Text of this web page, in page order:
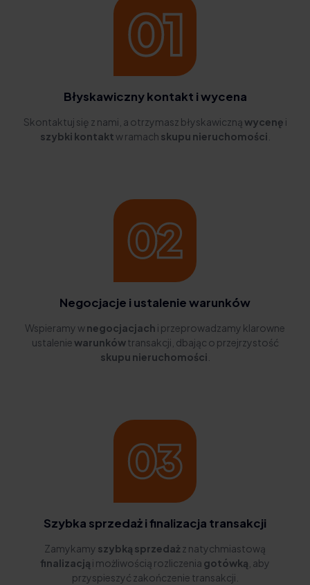
Błyskawiczny kontakt i wycena
Skontaktuj się z nami, a otrzymasz błyskawicznąwycenę i
szybki kontaktw ramach skupu nieruchomości
Negocjacje i ustalenie warunków
Wspieramy wnegocjacjach i przeprowadzamy klarowne
ustaleniewarunkówtransakcji, dbając o przejrzystość
skupu nieruchomości
Szybka sprzedaż i finalizacja transakcji
Zamykamy szybką sprzedaż z natychmiastową
finalizacją i możliwością rozliczenia gotówką , aby
przyspieszyć zakończenie transakcji.